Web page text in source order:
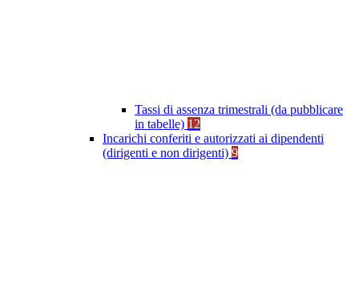
Tassi di assenza trimestrali (da pubblicare
in tabelle) 12
Incarichi conferiti e autorizzati ai dipendenti
(dirigenti e non dirigenti) 9